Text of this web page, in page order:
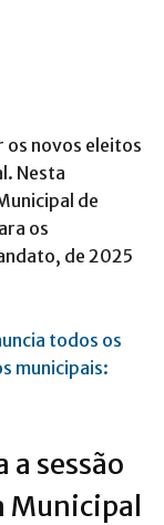
os novos eleitos
Nesta
de
os
de 2025
todos os
municipais:
a sessão
Municipal